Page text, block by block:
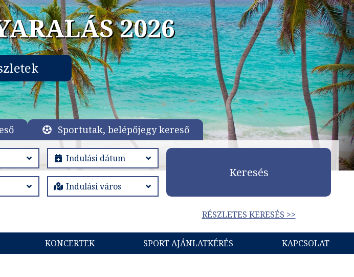
2026
Sportutak, belépőjegy kereső
Keresés
RÉSZLETES KERESÉS >>
KONCERTEK SPORT AJÁNLATKÉRÉS KAPCSOLAT